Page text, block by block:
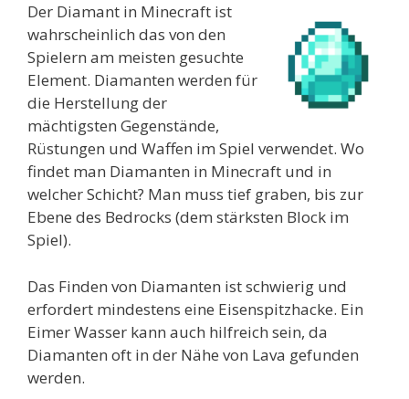
Der Diamant in Minecraft ist
wahrscheinlich das von den
Spielern am meisten gesuchte
Element. Diamanten werden für
die Herstellung der
mächtigsten Gegenstände,
Rüstungen und Waffen im Spiel verwendet. Wo
findet man Diamanten in Minecraft und in
welcher Schicht? Man muss tief graben, bis zur
Ebene des Bedrocks (dem stärksten Block im
Spiel).
Das Finden von Diamanten ist schwierig und
erfordert mindestens eine Eisenspitzhacke. Ein
Eimer Wasser kann auch hilfreich sein, da
Diamanten oft in der Nähe von Lava gefunden
werden.